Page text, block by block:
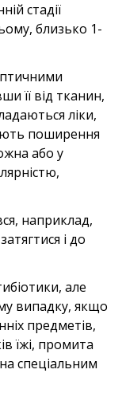
стадії
близько 1-
її від тканин,
ліки,
поширення
або у
наприклад,
і до
але
випадку, якщо
предметів,
їжі, промита
спеціальним